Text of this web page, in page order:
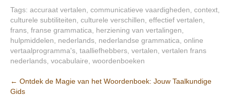
Tags: accuraat vertalen communicatieve vaardigheden context
culturele subtiliteiten culturele verschillen effectief vertalen
frans franse grammatica herziening van vertalingen
hulpmiddelen
nederlands nederlandse grammatica online
vertaalprogramma's taalliefhebbers vertalen vertalen frans
nederlands vocabulaire woordenboeken
Berichtnavigatie
← Ontdek de Magie van het Woordenboek: Jouw Taalkundige
Gids